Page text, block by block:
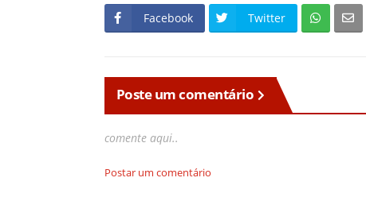
Facebook Twitter
Poste um comentário
comente aqui..
Postar um comentário